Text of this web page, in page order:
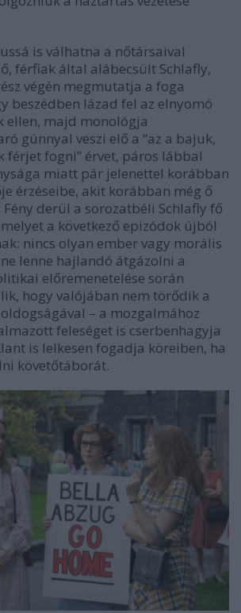
is válhatna a nőtársaival
férfiak által alábecsült Schlafly,
végén megmutatja a foga
beszédben lázad fel az elnyomó
ellen, majd monológja
gúnnyal veszi elő a “az a bajuk,
férjet fogni” érvet, páros lábbal
miatt pár jelenettel korábban
érzéseibe, akit korábban még ő
derül a sorozatbéli Schlafly fő
a következő epizódok újból
nincs olyan ember vagy morális
lenne hajlandó átgázolni a
előremenetelése során
hogy valójában nem törődik a
– a mozgalmához
feleséget is cserbenhagyja
is lelkesen fogadja köreiben, ha
követőtáborát.